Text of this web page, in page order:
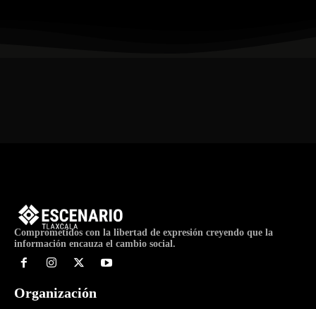
Comprometidos con la libertad de expresión creyendo que la
información encauza el cambio social.
Organización